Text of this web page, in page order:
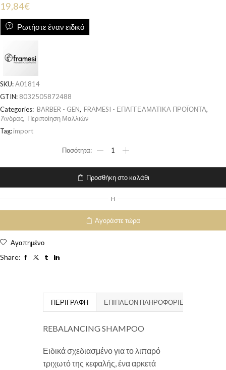
19,84€
Ρωτήστε έναν ειδικό
SKU:A01814
GTIN: 8032505872488
Categories: BARBER - GEN, FRAMESI - ΕΠΑΓΓΕΛΜΑΤΙΚΑ ΠΡΟΪΟΝΤΑ,
Άνδρας, Περιποίηση Μαλλιών
Tag:import
Προσθήκη στο καλάθι
H
Αγοράστε τώρα
Αγαπημένο
Share:
ΠΕΡΙΓΡΑΦΉ ΕΠΙΠΛΈΟΝ ΠΛΗΡΟΦΟΡΊΕΣ
REBALANCING SHAMPOO
Ειδικά σχεδιασμένο για το λιπαρό
τριχωτό της κεφαλής, ένα αρκετά